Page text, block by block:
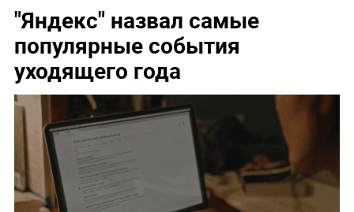
"Яндекс" назвал самые
популярные события
уходящего года